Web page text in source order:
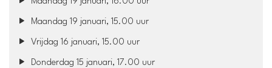
Maandag 19 januari, 15.00 uur
Vrijdag 16 januari, 15.00 uur
Donderdag 15 januari, 17.00 uur